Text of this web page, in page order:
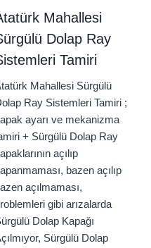
Mahallesi
Dolap Ray
Tamiri
Mahallesi Sürgülü
Ray Sistemleri Tamiri ;
ayarı ve mekanizma
+ Sürgülü Dolap Ray
açılıp
bazen açılıp
açılmaması,
gibi arızalarda
Dolap Kapağı
Sürgülü Dolap